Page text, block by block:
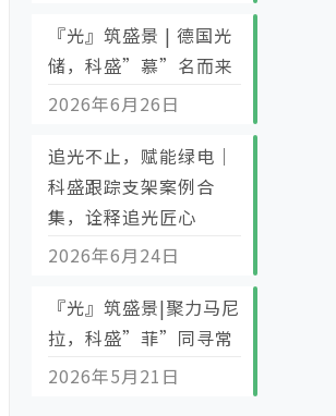
『光』筑盛景 | 德国光
储，科盛”慕”名而来
2026年6月26日
追光不止，赋能绿电｜
科盛跟踪支架案例合
集，诠释追光匠心
2026年6月24日
『光』筑盛景|聚力马尼
拉，科盛”菲”同寻常
2026年5月21日